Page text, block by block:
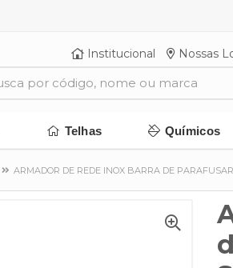
Institucional Nossas
Telhas Químicos
ARMADOR DE REDE INOX BARRA DE